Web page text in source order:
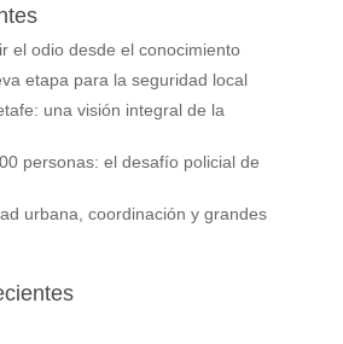
el odio desde el conocimiento
etapa para la seguridad local
una visión integral de la
personas: el desafío policial de
urbana, coordinación y grandes